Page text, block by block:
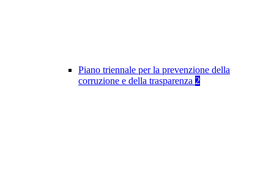
Piano triennale per la prevenzione della
corruzione e della trasparenza 2